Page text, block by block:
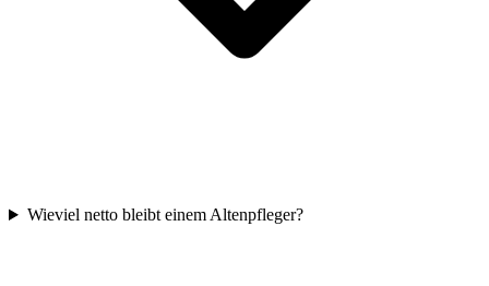
Wieviel netto bleibt einem Altenpfleger?